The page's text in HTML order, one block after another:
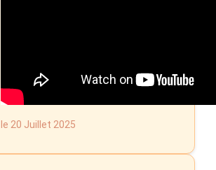
le 20 Juillet 2025